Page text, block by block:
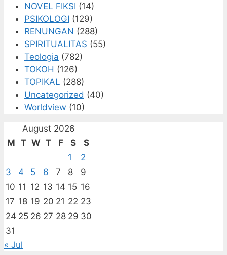
NOVEL FIKSI (14)
PSIKOLOGI (129)
RENUNGAN (288)
SPIRITUALITAS (55)
Teologia (782)
TOKOH (126)
TOPIKAL (288)
Uncategorized (40)
Worldview (10)
August 2026
M T W T F S
S
1
2
3
4 5 6 7 8
9
10 11 12 13 14 15 16
17 18 19 20 21 22 23
24 25 26 27 28 29 30
31
« Jul